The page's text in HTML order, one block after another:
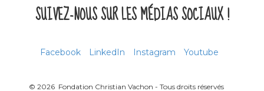
SUIVEZ-NOUS SUR LES MÉDIAS SOCIAUX !
Facebook LinkedIn Instagram Youtube
© 2026 Fondation Christian Vachon - Tous droits réservés